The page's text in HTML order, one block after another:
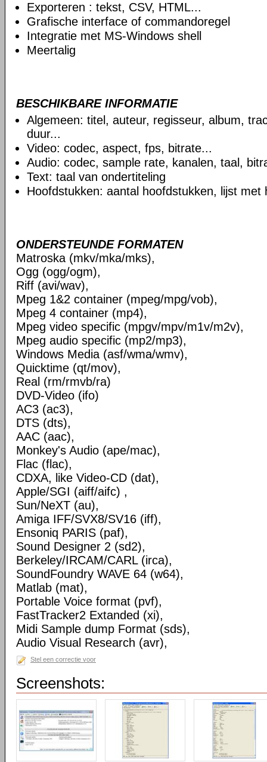
Exporteren : tekst, CSV, HTML...
Grafische interface of commandoregel
Integratie met MS-Windows shell
Meertalig
BESCHIKBARE INFORMATIE
Algemeen: titel, auteur, regisseur, album,
duur...
Video: codec, aspect, fps, bitrate...
Audio: codec, sample rate, kanalen, taal,
Text: taal van ondertiteling
Hoofdstukken: aantal hoofdstukken, lijst met
ONDERSTEUNDE FORMATEN
Matroska (mkv/mka/mks),
Ogg (ogg/ogm),
Riff (avi/wav),
Mpeg 1&2 container (mpeg/mpg/vob),
Mpeg 4 container (mp4),
Mpeg video specific (mpgv/mpv/m1v/m2v),
Mpeg audio specific (mp2/mp3),
Windows Media (asf/wma/wmv),
Quicktime (qt/mov),
Real (rm/rmvb/ra)
DVD-Video (ifo)
AC3 (ac3),
DTS (dts),
AAC (aac),
Monkey's Audio (ape/mac),
Flac (flac),
CDXA, like Video-CD (dat),
Apple/SGI (aiff/aifc) ,
Sun/NeXT (au),
Amiga IFF/SVX8/SV16 (iff),
Ensoniq PARIS (paf),
Sound Designer 2 (sd2),
Berkeley/IRCAM/CARL (irca),
SoundFoundry WAVE 64 (w64),
Matlab (mat),
Portable Voice format (pvf),
FastTracker2 Extanded (xi),
Midi Sample dump Format (sds),
Audio Visual Research (avr),
Stel een correctie voor
Screenshots: